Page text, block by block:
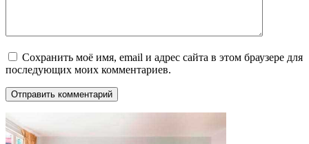
Сохранить моё имя, email и адрес сайта в этом браузере для
последующих моих комментариев.